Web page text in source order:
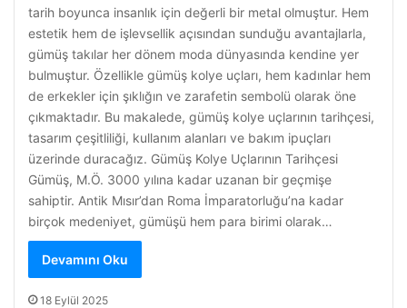
tarih boyunca insanlık için değerli bir metal olmuştur. Hem
estetik hem de işlevsellik açısından sunduğu avantajlarla,
gümüş takılar her dönem moda dünyasında kendine yer
bulmuştur. Özellikle gümüş kolye uçları, hem kadınlar hem
de erkekler için şıklığın ve zarafetin sembolü olarak öne
çıkmaktadır. Bu makalede, gümüş kolye uçlarının tarihçesi,
tasarım çeşitliliği, kullanım alanları ve bakım ipuçları
üzerinde duracağız. Gümüş Kolye Uçlarının Tarihçesi
Gümüş, M.Ö. 3000 yılına kadar uzanan bir geçmişe
sahiptir. Antik Mısır’dan Roma İmparatorluğu’na kadar
birçok medeniyet, gümüşü hem para birimi olarak…
Devamını Oku
18 Eylül 2025